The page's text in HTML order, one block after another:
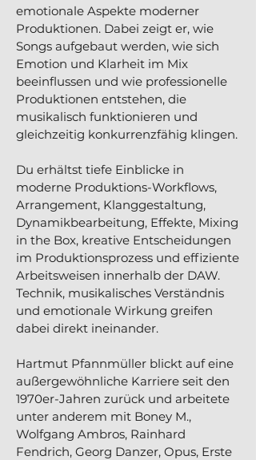
emotionale Aspekte moderner
Produktionen. Dabei zeigt er, wie
Songs aufgebaut werden, wie sich
Emotion und Klarheit im Mix
beeinflussen und wie professionelle
Produktionen entstehen, die
musikalisch funktionieren und
gleichzeitig konkurrenzfähig klingen.
Du erhältst tiefe Einblicke in
moderne Produktions-Workflows,
Arrangement, Klanggestaltung,
Dynamikbearbeitung, Effekte, Mixing
in the Box, kreative Entscheidungen
im Produktionsprozess und effiziente
Arbeitsweisen innerhalb der DAW.
Technik, musikalisches Verständnis
und emotionale Wirkung greifen
dabei direkt ineinander.
Hartmut Pfannmüller blickt auf eine
außergewöhnliche Karriere seit den
1970er-Jahren zurück und arbeitete
unter anderem mit Boney M.,
Wolfgang Ambros, Rainhard
Fendrich, Georg Danzer, Opus, Erste